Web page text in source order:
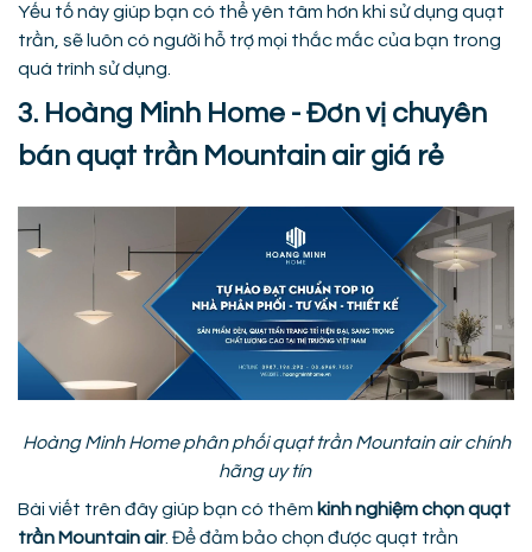
Yếu tố này giúp bạn có thể yên tâm hơn khi sử dụng quạt
trần, sẽ luôn có người hỗ trợ mọi thắc mắc của bạn trong
quá trình sử dụng.
3. Hoàng Minh Home - Đơn vị chuyên
bán quạt trần Mountain air giá rẻ
Hoàng Minh Home phân phối quạt trần Mountain air chính
hãng uy tín
Bài viết trên đây giúp bạn có thêm kinh nghiệm chọn quạt
trần Mountain air. Để đảm bảo chọn được quạt trần